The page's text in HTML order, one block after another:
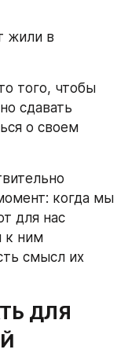
жили в
того, чтобы
сдавать
о своем
когда мы
для нас
к ним
смысл их
ДЛЯ